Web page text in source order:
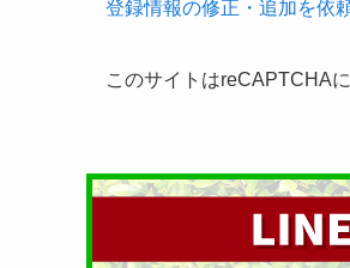
登録情報の修正・追加を依
このサイトはreCAPTCHA